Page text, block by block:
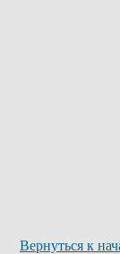
Вернуться к